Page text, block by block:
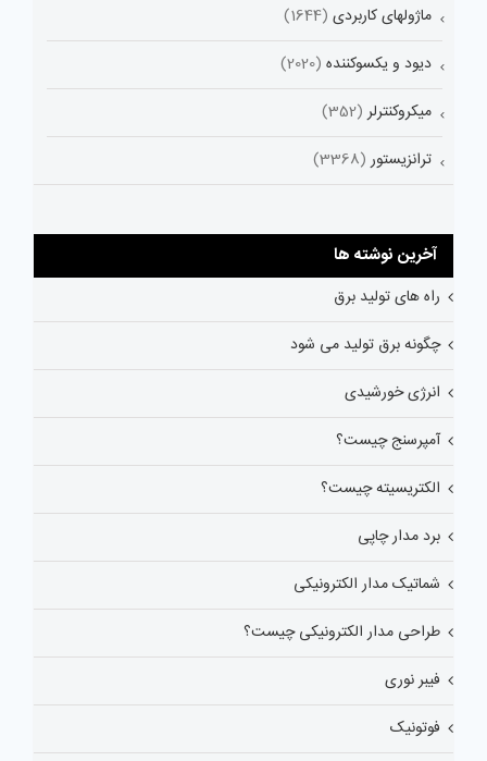
ماژولهای کاربردی (1644)
دیود و یکسوکننده (2020)
میکروکنترلر (352)
ترانزیستور (3368)
آخرین نوشته ها
راه های تولید برق
چگونه برق تولید می شود
انرژی خورشیدی
آمپرسنج چیست؟
الکتریسیته چیست؟
برد مدار چاپی
شماتیک مدار الکترونیکی
طراحی مدار الکترونیکی چیست؟
فیبر نوری
فوتونیک